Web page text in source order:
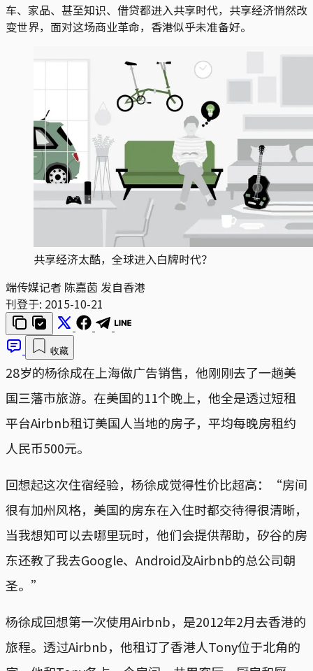
车、家品、甚至知识、借贷都进入共享时代，共享经济悄然改
变世界，面对这场商业革命，香港似乎未准备好。
共享经济太酷，全球进入白牌时代？
端传媒记者 陈嘉茵 发自香港
刊登于: 2015-10-21
收藏
28岁的杨徐成在上海做广告销售，他刚刚去了一趟美
国三藩市旅游。在美国的11个晚上，他全是透过短租
平台Airbnb租订美国人当地的房子，平均每晚房租约
人民币500元。
回想起这次住宿经验，杨徐成觉得性价比超高：“房间
很有加州风格，美国的房东在入住时都交待得很清晰，
当我想知可以去哪里玩时，他们会提供帮助，矽谷的房
东还教了我去Google、Android及Airbnb的总公司朝
圣。”
杨徐成回想第一次使用Airbnb，是2012年2月去香港的
旅程。透过Airbnb，他租订了香港人Tony位于北角的